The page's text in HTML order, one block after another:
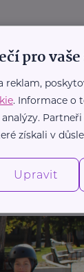
ostatní
což bývá
kdo
vlastním
pro
reklam,
. Informace o
získali v
Upravit